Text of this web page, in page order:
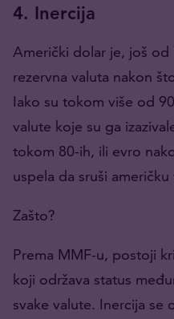
4. Inercija
Američki dolar je, još
rezervna valuta nakon
Iako su tokom više od
valute koje su ga
tokom 80-ih, ili evro
uspela da sruši američku
Zašto?
Prema MMF-u, postoji
koji održava status
svake valute. Inercija se